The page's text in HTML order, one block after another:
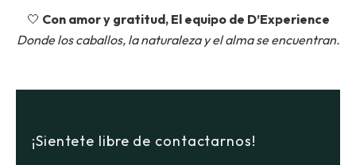
🤍 Con amor y gratitud, El equipo de D’Experience
Donde los caballos, la naturaleza y el alma se encuentran.
¡Sientete libre de contactarnos!